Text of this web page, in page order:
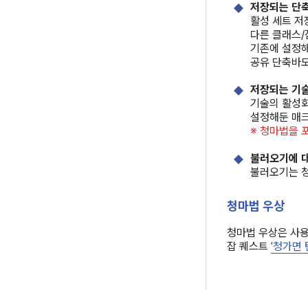
저장되는 단
활성 세트 저
다른 클래스/
기존에 설정
공유 단축바
저장되는 기
기술의 활성
설정해둔 매
※ 청마법을
불러오기에
불러오기는
청마법 우상
청마법 우상은 사
잡 퀘스트 '청가면